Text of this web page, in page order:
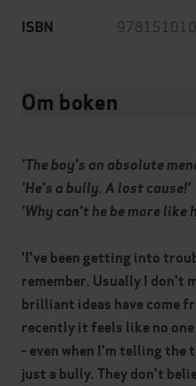
ISBN
Om boken
'The boy's an absolute
'He's a bully. A lost cause!'
'Why can't he be more like
'I've been getting into
remember. Usually I don't
brilliant ideas have come
recently it feels like no
- even when I'm telling the
just a bully. They don't